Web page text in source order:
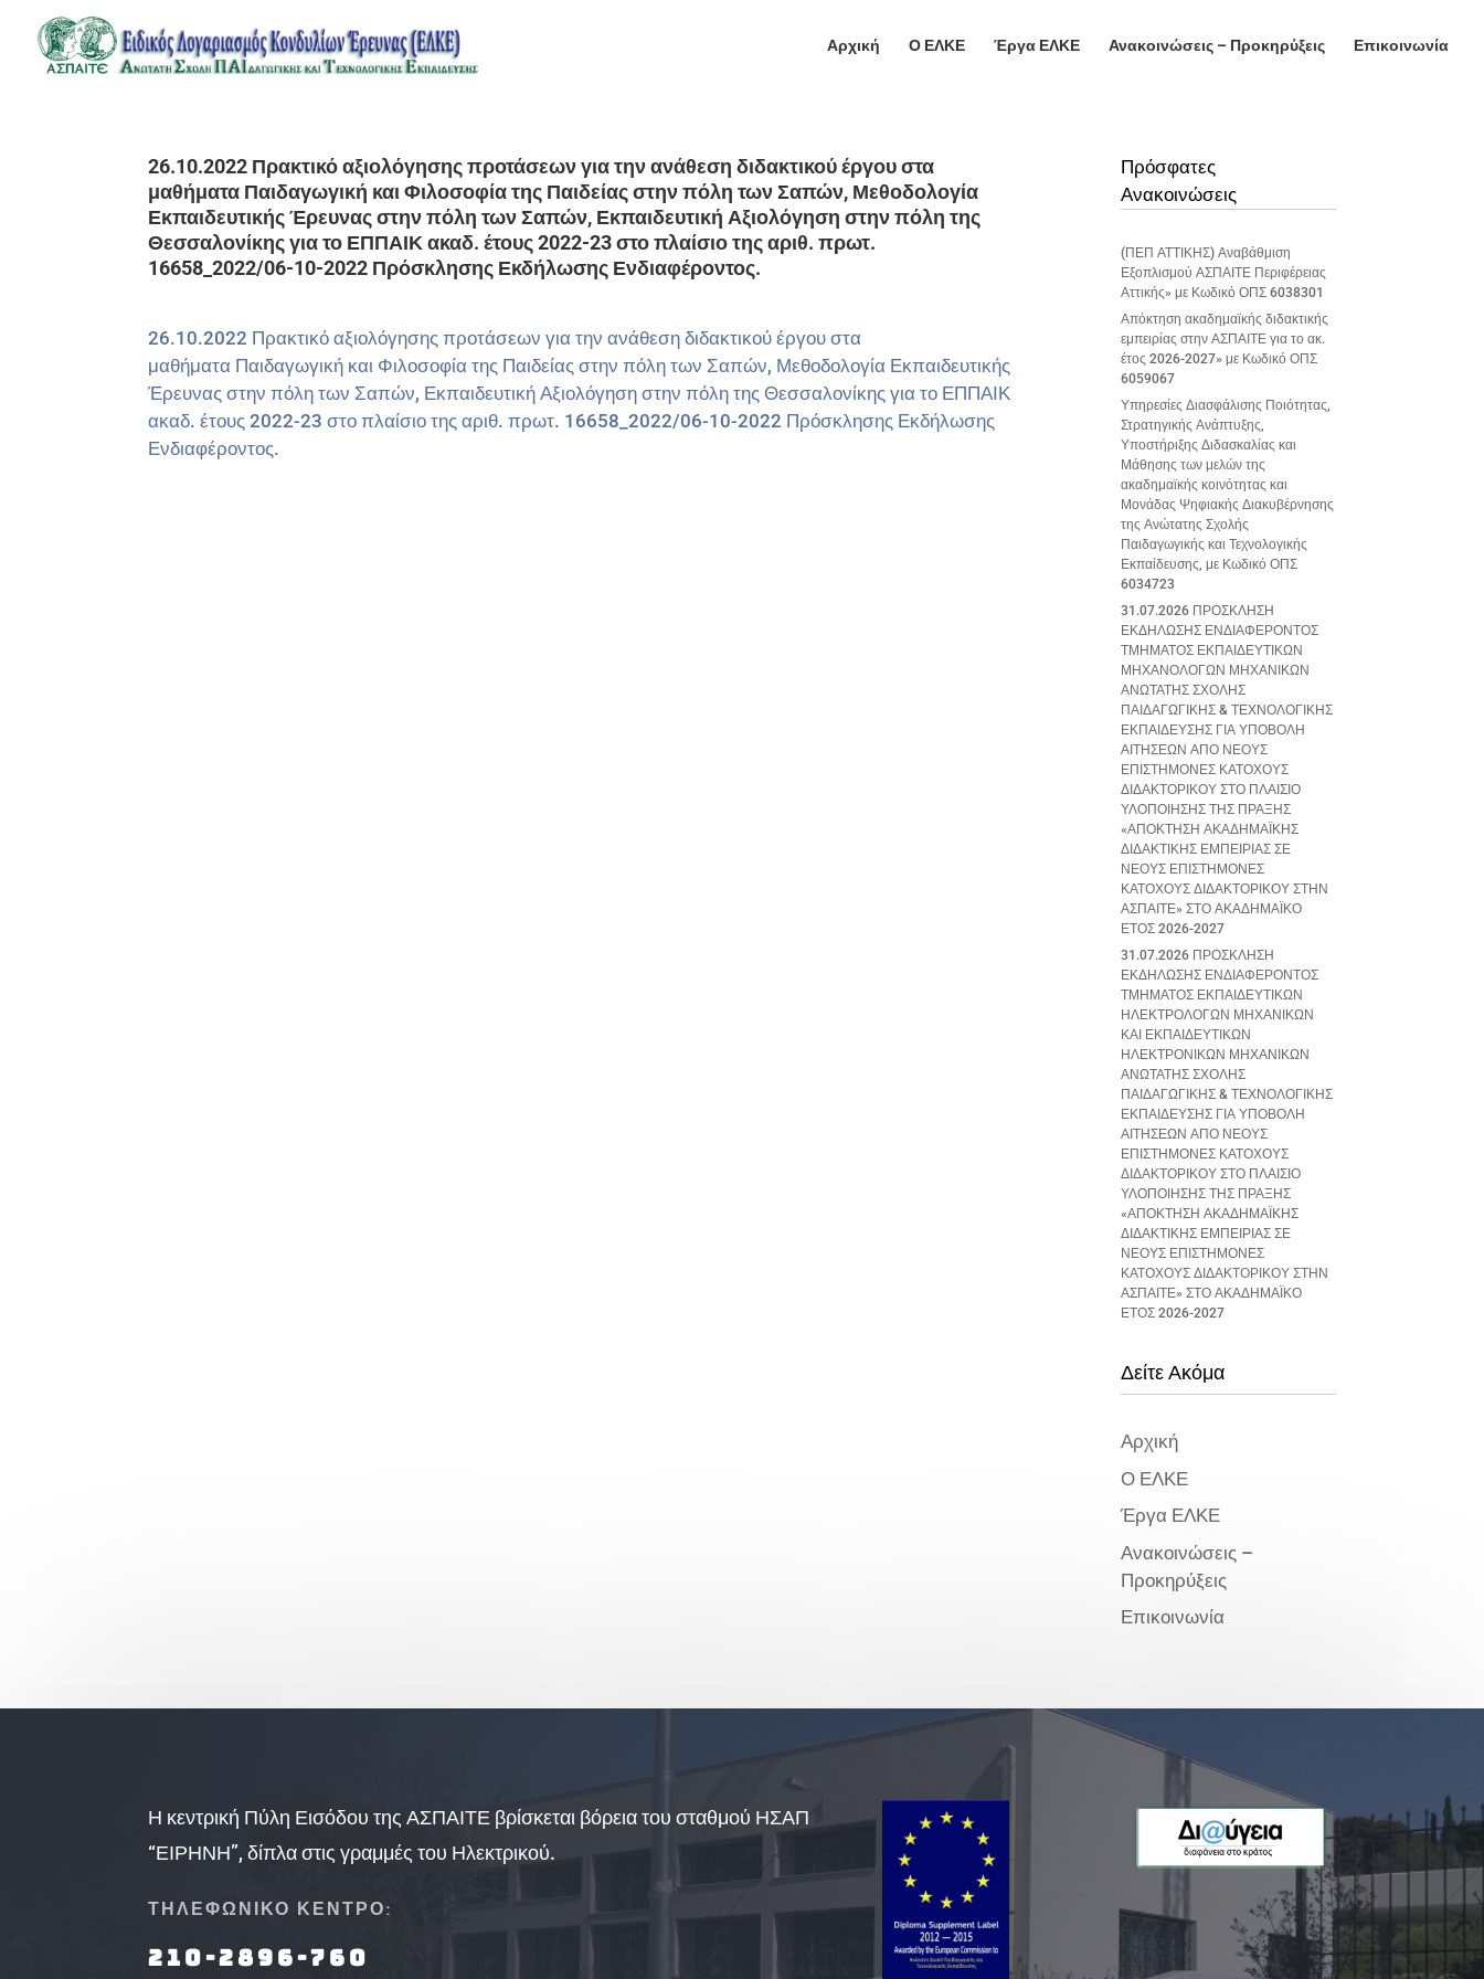
Αρχική Ο ΕΛΚΕ Έργα ΕΛΚΕ Ανακοινώσεις – Προκηρύξεις Επικοινωνία
26.10.2022 Πρακτικό αξιολόγησης προτάσεων για την ανάθεση διδακτικού έργου στα
μαθήματα Παιδαγωγική και Φιλοσοφία της Παιδείας στην πόλη των Σαπών, Μεθοδολογία
Εκπαιδευτικής Έρευνας στην πόλη των Σαπών, Εκπαιδευτική Αξιολόγηση στην πόλη της
Θεσσαλονίκης για το ΕΠΠΑΙΚ ακαδ. έτους 2022-23 στο πλαίσιο της αριθ. πρωτ.
16658_2022/06-10-2022 Πρόσκλησης Εκδήλωσης Ενδιαφέροντος.
26.10.2022 Πρακτικό αξιολόγησης προτάσεων για την ανάθεση διδακτικού έργου στα
μαθήματα Παιδαγωγική και Φιλοσοφία της Παιδείας στην πόλη των Σαπών, Μεθοδολογία Εκπαιδευτικής
Έρευνας στην πόλη των Σαπών, Εκπαιδευτική Αξιολόγηση στην πόλη της Θεσσαλονίκης για το ΕΠΠΑΙΚ
ακαδ. έτους 2022-23 στο πλαίσιο της αριθ. πρωτ. 16658_2022/06-10-2022 Πρόσκλησης Εκδήλωσης
Ενδιαφέροντος.
Πρόσφατες
Ανακοινώσεις
(ΠΕΠ ΑΤΤΙΚΗΣ) Αναβάθμιση
Εξοπλισμού ΑΣΠΑΙΤΕ Περιφέρειας
Αττικής» με Κωδικό ΟΠΣ 6038301
Απόκτηση ακαδημαϊκής διδακτικής
εμπειρίας στην ΑΣΠΑΙΤΕ για το ακ.
έτος 2026-2027» με Κωδικό ΟΠΣ
6059067
Υπηρεσίες Διασφάλισης Ποιότητας,
Στρατηγικής Ανάπτυξης,
Υποστήριξης Διδασκαλίας και
Μάθησης των μελών της
ακαδημαϊκής κοινότητας και
Μονάδας Ψηφιακής Διακυβέρνησης
της Ανώτατης Σχολής
Παιδαγωγικής και Τεχνολογικής
Εκπαίδευσης, με Κωδικό ΟΠΣ
6034723
31.07.2026 ΠΡΟΣΚΛΗΣΗ
ΕΚΔΗΛΩΣΗΣ ΕΝΔΙΑΦΕΡΟΝΤΟΣ
ΤΜΗΜΑΤΟΣ ΕΚΠΑΙΔΕΥΤΙΚΩΝ
ΜΗΧΑΝΟΛΟΓΩΝ ΜΗΧΑΝΙΚΩΝ
ΑΝΩΤΑΤΗΣ ΣΧΟΛΗΣ
ΠΑΙΔΑΓΩΓΙΚΗΣ & ΤΕΧΝΟΛΟΓΙΚΗΣ
ΕΚΠΑΙΔΕΥΣΗΣ ΓΙΑ ΥΠΟΒΟΛΗ
ΑΙΤΗΣΕΩΝ ΑΠΟ ΝΕΟΥΣ
ΕΠΙΣΤΗΜΟΝΕΣ ΚΑΤΟΧΟΥΣ
ΔΙΔΑΚΤΟΡΙΚΟΥ ΣΤΟ ΠΛΑΙΣΙΟ
ΥΛΟΠΟΙΗΣΗΣ ΤΗΣ ΠΡΑΞΗΣ
«ΑΠΟΚΤΗΣΗ ΑΚΑΔΗΜΑΪΚΗΣ
ΔΙΔΑΚΤΙΚΗΣ ΕΜΠΕΙΡΙΑΣ ΣΕ
ΝΕΟΥΣ ΕΠΙΣΤΗΜΟΝΕΣ
ΚΑΤΟΧΟΥΣ ΔΙΔΑΚΤΟΡΙΚΟΥ ΣΤΗΝ
ΑΣΠΑΙΤΕ» ΣΤΟ ΑΚΑΔΗΜΑΪΚΟ
ΕΤΟΣ 2026-2027
31.07.2026 ΠΡΟΣΚΛΗΣΗ
ΕΚΔΗΛΩΣΗΣ ΕΝΔΙΑΦΕΡΟΝΤΟΣ
ΤΜΗΜΑΤΟΣ ΕΚΠΑΙΔΕΥΤΙΚΩΝ
ΗΛΕΚΤΡΟΛΟΓΩΝ ΜΗΧΑΝΙΚΩΝ
ΚΑΙ ΕΚΠΑΙΔΕΥΤΙΚΩΝ
ΗΛΕΚΤΡΟΝΙΚΩΝ ΜΗΧΑΝΙΚΩΝ
ΑΝΩΤΑΤΗΣ ΣΧΟΛΗΣ
ΠΑΙΔΑΓΩΓΙΚΗΣ & ΤΕΧΝΟΛΟΓΙΚΗΣ
ΕΚΠΑΙΔΕΥΣΗΣ ΓΙΑ ΥΠΟΒΟΛΗ
ΑΙΤΗΣΕΩΝ ΑΠΟ ΝΕΟΥΣ
ΕΠΙΣΤΗΜΟΝΕΣ ΚΑΤΟΧΟΥΣ
ΔΙΔΑΚΤΟΡΙΚΟΥ ΣΤΟ ΠΛΑΙΣΙΟ
ΥΛΟΠΟΙΗΣΗΣ ΤΗΣ ΠΡΑΞΗΣ
«ΑΠΟΚΤΗΣΗ ΑΚΑΔΗΜΑΪΚΗΣ
ΔΙΔΑΚΤΙΚΗΣ ΕΜΠΕΙΡΙΑΣ ΣΕ
ΝΕΟΥΣ ΕΠΙΣΤΗΜΟΝΕΣ
ΚΑΤΟΧΟΥΣ ΔΙΔΑΚΤΟΡΙΚΟΥ ΣΤΗΝ
ΑΣΠΑΙΤΕ» ΣΤΟ ΑΚΑΔΗΜΑΪΚΟ
ΕΤΟΣ 2026-2027
Δείτε Ακόμα
Αρχική
Ο ΕΛΚΕ
Έργα ΕΛΚΕ
Ανακοινώσεις –
Προκηρύξεις
Επικοινωνία
Η κεντρική Πύλη Εισόδου της ΑΣΠΑΙΤΕ βρίσκεται βόρεια του σταθμού ΗΣΑΠ
“ΕΙΡΗΝΗ”, δίπλα στις γραμμές του Ηλεκτρικού.
ΤΗΛΕΦΩΝΙΚΟ ΚΕΝΤΡΟ:
210-2896-760